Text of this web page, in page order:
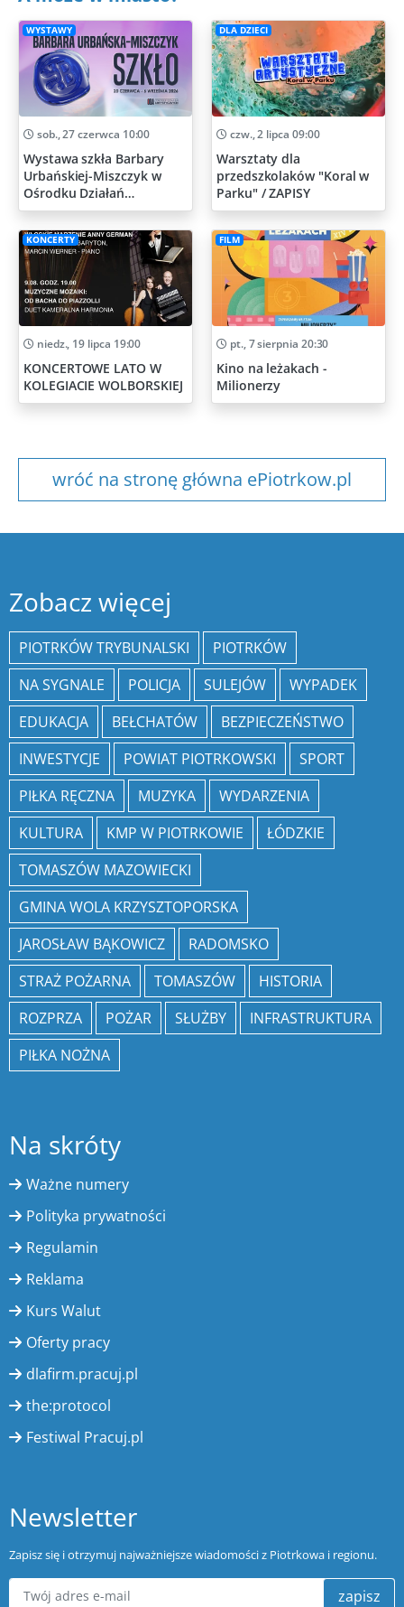
WYSTAWY
sob., 27 czerwca 10:00
Wystawa szkła Barbary
Urbańskiej-Miszczyk w
Ośrodku Działań
Artystycznych
DLA DZIECI
czw., 2 lipca 09:00
Warsztaty dla
przedszkolaków "Koral w
Parku" / ZAPISY
KONCERTY
niedz., 19 lipca 19:00
KONCERTOWE LATO W
KOLEGIACIE WOLBORSKIEJ
FILM
pt., 7 sierpnia 20:30
Kino na leżakach -
Milionerzy
wróć na stronę główna ePiotrkow.pl
Zobacz więcej
PIOTRKÓW TRYBUNALSKI
PIOTRKÓW
NA SYGNALE
POLICJA SULEJÓW
WYPADEK
EDUKACJA
BEŁCHATÓW
BEZPIECZEŃSTWO
INWESTYCJE
POWIAT PIOTRKOWSKI
SPORT
PIŁKA RĘCZNA
MUZYKA
WYDARZENIA
KULTURA
KMP W PIOTRKOWIE
ŁÓDZKIE
TOMASZÓW MAZOWIECKI
GMINA WOLA KRZYSZTOPORSKA
JAROSŁAW BĄKOWICZ
RADOMSKO
STRAŻ POŻARNA
TOMASZÓW
HISTORIA
ROZPRZA
POŻAR SŁUŻBY
INFRASTRUKTURA
PIŁKA NOŻNA
Na skróty
Ważne numery
Polityka prywatności
Regulamin
Reklama
Kurs Walut
Oferty pracy
dlafirm.pracuj.pl
the:protocol
Festiwal Pracuj.pl
Newsletter
Zapisz się i otrzymuj najważniejsze wiadomości z Piotrkowa i regionu.
zapisz